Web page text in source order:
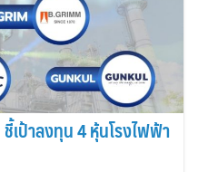
เป้าลงทุน 4 หุ้นโรงไฟฟ้า